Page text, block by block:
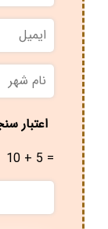
ایمیل
نام
شهر *
اعتبار
10 + 5 =